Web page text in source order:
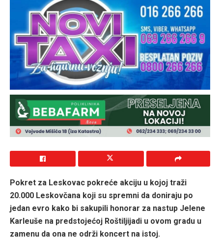
Pokret za Leskovac pokreće akciju u kojoj traži
20.000 Leskovčana koji su spremni da doniraju po
jedan evro kako bi sakupili honorar za nastup Jelene
Karleuše na predstojećoj Roštiljijadi u ovom gradu u
zamenu da ona ne održi koncert na istoj.